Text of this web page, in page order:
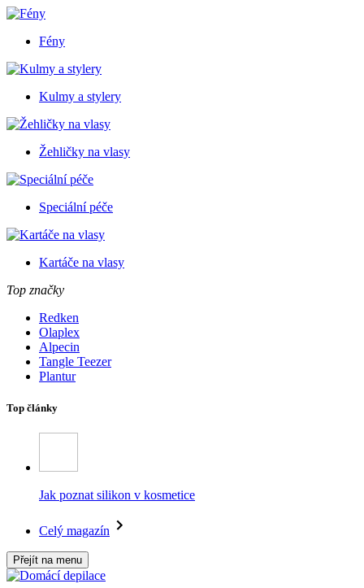
Fény
Kulmy a stylery
Žehličky na vlasy
Speciální péče
Kartáče na vlasy
Top značky
Redken
Olaplex
Alpecin
Tangle Teezer
Plantur
Top články
Jak poznat silikon v kosmetice
Celý magazín
Přejít na menu